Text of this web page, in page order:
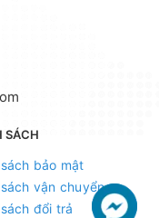
SÁCH
bảo mật
vận chuyển
đổi trả